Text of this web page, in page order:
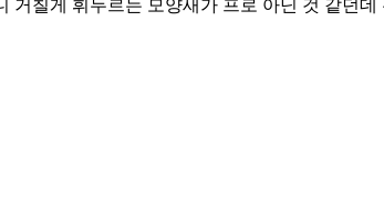
칠게 휘두르는 모양새가 프로 아닌 것 같던